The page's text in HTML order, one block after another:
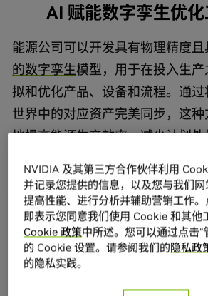
AI 赋能数字孪生优
能源公司可以开发具有物理精度且
的数字孪生模型，用于在投入生
拟和优化产品、设备和流程。通
世界中的对应资产完美同步，这
地提高能源生产效率，减少计划
全新 NVIDIA Omniverse
厂设计与仿真技术的发展
该 blueprint 可连接 Cadence、ETAP
Vertiv 等解决方案，让工程师能够利用
NVIDIA 及其第三方合作伙伴利用
并记录您提供的信息，以及您与我们
提高性能、进行分析并辅助营销工作。
即表示您同意我们使用 Cookie 和其他
Cookie 政策中所述。您可以通过点击“
的 Cookie 设置。请参阅我们的隐私政
的隐私实践。